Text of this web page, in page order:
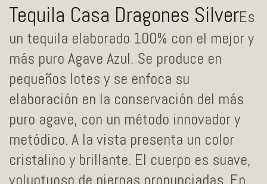
Tequila Casa Dragones SilverEs
un tequila elaborado 100% con el mejor y
más puro Agave Azul. Se produce en
pequeños lotes y se enfoca su
elaboración en la conservación del más
puro agave, con un método innovador y
metódico. A la vista presenta un color
cristalino y brillante. El cuerpo es suave,
voluptuoso de piernas pronunciadas. En